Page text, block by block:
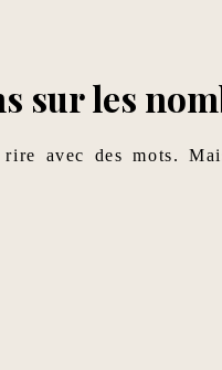
sur les
avec des mots.